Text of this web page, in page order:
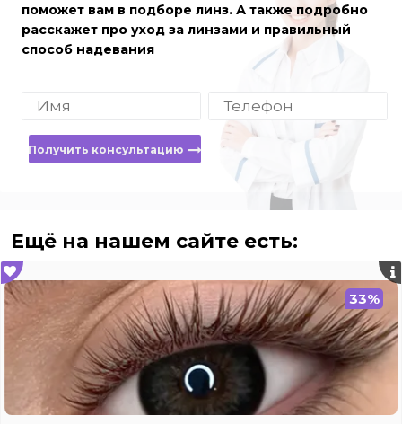
поможет вам в подборе линз. А также подробно
расскажет про уход за линзами и правильный
способ надевания
Получить консультацию
Ещё на нашем сайте есть:
33%